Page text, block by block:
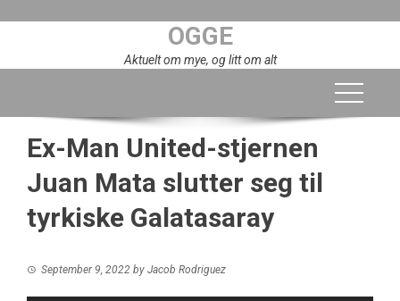
OGGE
Aktuelt om mye, og litt om alt
Ex-Man United-stjernen
Juan Mata slutter seg til
tyrkiske Galatasaray
September 9, 2022 by Jacob Rodriguez